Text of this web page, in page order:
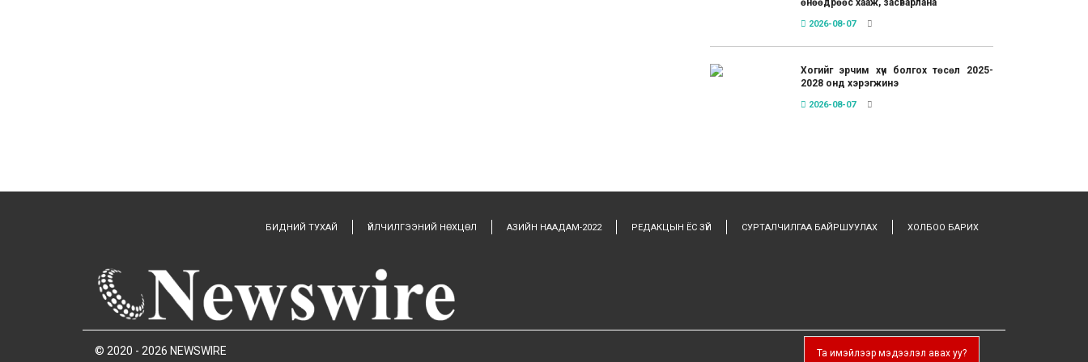
өнөөдрөөс хааж, засварлана
2026-08-07
Хогийг эрчим хүч болгох төсөл 2025-
2028 онд хэрэгжинэ
2026-08-07
БИДНИЙ ТУХАЙ ҮЙЛЧИЛГЭЭНИЙ НӨХЦӨЛ АЗИЙН НААДАМ-2022 РЕДАКЦЫН ЁС ЗҮЙ СУРТАЛЧИЛГАА БАЙРШУУЛАХ ХОЛБОО БАРИХ
© 2020 - 2026 NEWSWIRE Та имэйлээр мэдээлэл авах уу?